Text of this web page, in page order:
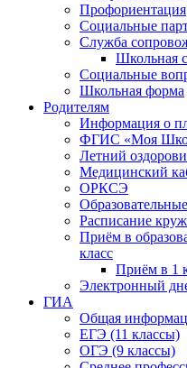
Профориентация
Социальные
Служба
Школьная
Социальные
Школьная форма
Родителям
Информация о
ФГИС «Моя
Летний
Медицинский
ОРКСЭ
Расписание
Приём в
класс
Приём в 1
Электронный
ГИА
Общая
ЕГЭ (11 классы)
ОГЭ (9 классы)